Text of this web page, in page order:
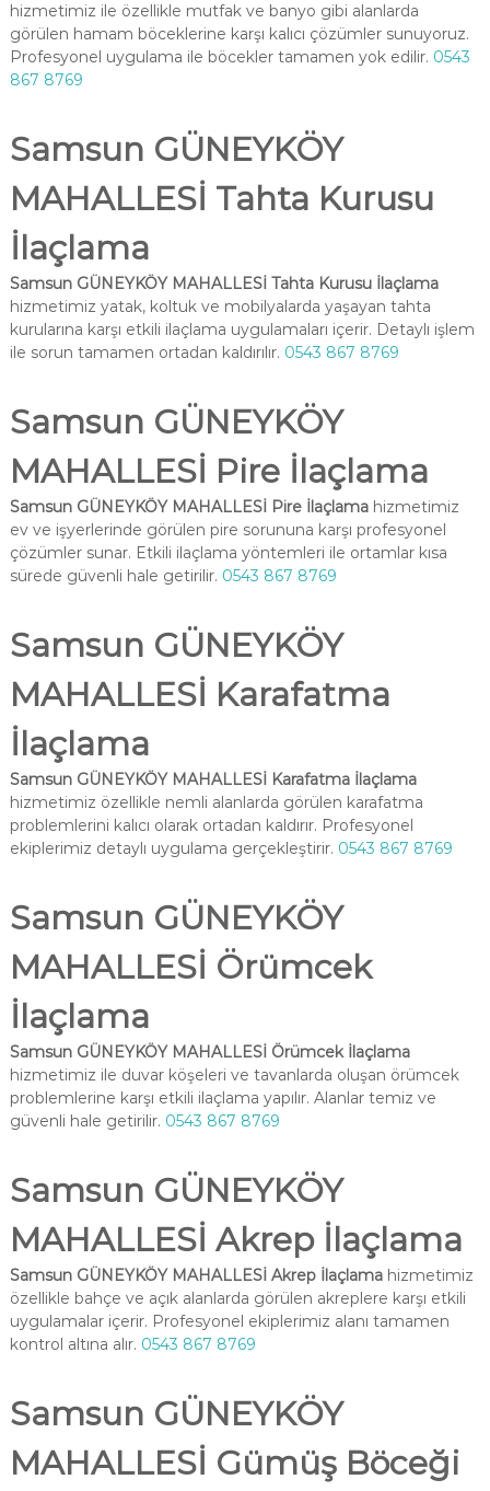
hizmetimiz ile özellikle mutfak ve banyo gibi alanlarda
görülen hamam böceklerine karşı kalıcı çözümler sunuyoruz.
Profesyonel uygulama ile böcekler tamamen yok edilir. 0543
867 8769
Samsun GÜNEYKÖY
MAHALLESİ Tahta Kurusu
İlaçlama
Samsun GÜNEYKÖY MAHALLESİ Tahta Kurusu İlaçlama
hizmetimiz yatak, koltuk ve mobilyalarda yaşayan tahta
kurularına karşı etkili ilaçlama uygulamaları içerir. Detaylı işlem
ile sorun tamamen ortadan kaldırılır. 0543 867 8769
Samsun GÜNEYKÖY
MAHALLESİ Pire İlaçlama
Samsun GÜNEYKÖY MAHALLESİ Pire İlaçlamahizmetimiz
ev ve işyerlerinde görülen pire sorununa karşı profesyonel
çözümler sunar. Etkili ilaçlama yöntemleri ile ortamlar kısa
sürede güvenli hale getirilir. 0543 867 8769
Samsun GÜNEYKÖY
MAHALLESİ Karafatma
İlaçlama
Samsun GÜNEYKÖY MAHALLESİ Karafatma İlaçlama
hizmetimiz özellikle nemli alanlarda görülen karafatma
problemlerini kalıcı olarak ortadan kaldırır. Profesyonel
ekiplerimiz detaylı uygulama gerçekleştirir. 0543 867 8769
Samsun GÜNEYKÖY
MAHALLESİ Örümcek
İlaçlama
Samsun GÜNEYKÖY MAHALLESİ Örümcek İlaçlama
hizmetimiz ile duvar köşeleri ve tavanlarda oluşan örümcek
problemlerine karşı etkili ilaçlama yapılır. Alanlar temiz ve
güvenli hale getirilir. 0543 867 8769
Samsun GÜNEYKÖY
MAHALLESİ Akrep İlaçlama
Samsun GÜNEYKÖY MAHALLESİ Akrep İlaçlamahizmetimiz
özellikle bahçe ve açık alanlarda görülen akreplere karşı etkili
uygulamalar içerir. Profesyonel ekiplerimiz alanı tamamen
kontrol altına alır. 0543 867 8769
Samsun GÜNEYKÖY
MAHALLESİ Gümüş Böceği